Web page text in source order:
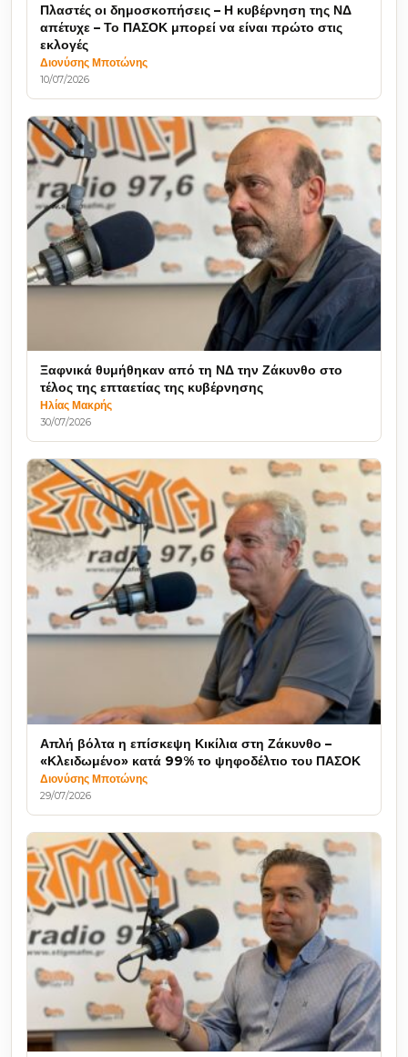
Πλαστές οι δημοσκοπήσεις – Η κυβέρνηση της ΝΔ
απέτυχε – Το ΠΑΣΟΚ μπορεί να είναι πρώτο στις
εκλογές
Διονύσης Μποτώνης
10/07/2026
Ξαφνικά θυμήθηκαν από τη ΝΔ την Ζάκυνθο στο
τέλος της επταετίας της κυβέρνησης
Ηλίας Μακρής
30/07/2026
Απλή βόλτα η επίσκεψη Κικίλια στη Ζάκυνθο –
«Κλειδωμένο» κατά 99% το ψηφοδέλτιο του ΠΑΣΟΚ
Διονύσης Μποτώνης
29/07/2026